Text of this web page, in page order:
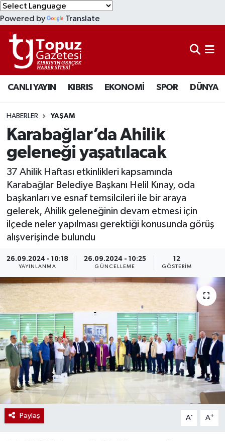
Powered by Translate
CANLI YAYIN KIBRIS EKONOMİ SPOR DÜNYA
HABERLER YAŞAM
Karabağlar’da Ahilik
geleneği yaşatılacak
37 Ahilik Haftası etkinlikleri kapsamında
Karabağlar Belediye Başkanı Helil Kınay, oda
başkanları ve esnaf temsilcileri ile bir araya
gelerek, Ahilik geleneğinin devam etmesi için
ilçede neler yapılması gerektiği konusunda görüş
alışverişinde bulundu
26.09.2024 - 10:18
YAYINLANMA
26.09.2024 - 10:25
GÜNCELLEME
12
GÖSTERIM
Paylaş A- A+
KIBRIS
DÜNYA
EKONOMİ
MAGAZİN
SAĞLIK
SPOR
TEKNOLOJİ
TÜRKİYE
Lefkoşa Nöbetçi Eczaneler
Lefkoşa Hava Durumu
Lefkoşa Trafik Yoğunluk Haritası
Süper Lig Puan Durumu ve Fikstür
Tüm Manşetler
Son Dakika Haberleri
Haber Arşivi